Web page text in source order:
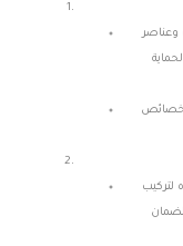
وعناصر
خصائص
لتركيب